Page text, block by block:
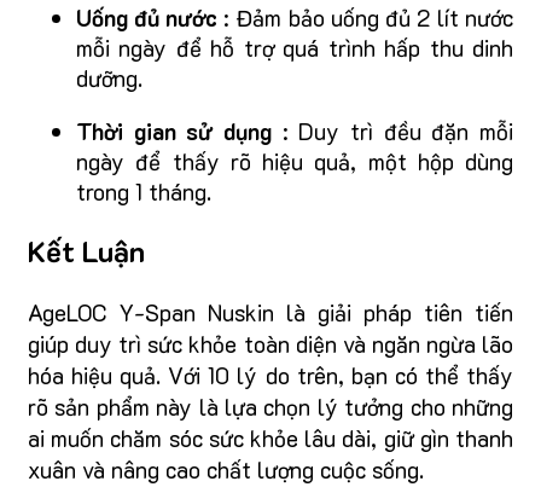
Uống đủ nước : Đảm bảo uống đủ 2 lít nước
mỗi ngày để hỗ trợ quá trình hấp thu dinh
dưỡng.
Thời gian sử dụng : Duy trì đều đặn mỗi
ngày để thấy rõ hiệu quả, một hộp dùng
trong 1 tháng.
Kết Luận
AgeLOC Y-Span Nuskin là giải pháp tiên tiến
giúp duy trì sức khỏe toàn diện và ngăn ngừa lão
hóa hiệu quả. Với 10 lý do trên, bạn có thể thấy
rõ sản phẩm này là lựa chọn lý tưởng cho những
ai muốn chăm sóc sức khỏe lâu dài, giữ gìn thanh
xuân và nâng cao chất lượng cuộc sống.